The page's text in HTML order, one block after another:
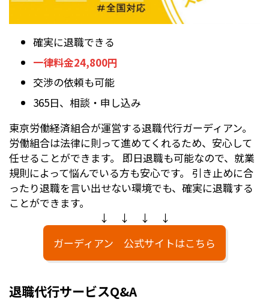
確実に退職できる
一律料金24,800円
交渉の依頼も可能
365日、相談・申し込み
東京労働経済組合が運営する退職代行ガーディアン。
労働組合は法律に則って進めてくれるため、安心して
任せることができます。 即日退職も可能なので、就業
規則によって悩んでいる方も安心です。 引き止めに合
ったり退職を言い出せない環境でも、確実に退職する
ことができます。
↓ ↓ ↓ ↓
ガーディアン 公式サイトはこちら
退職代行サービスQ&A